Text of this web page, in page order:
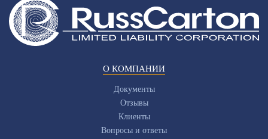
О КОМПАНИИ
Документы
Отзывы
Клиенты
Вопросы и ответы